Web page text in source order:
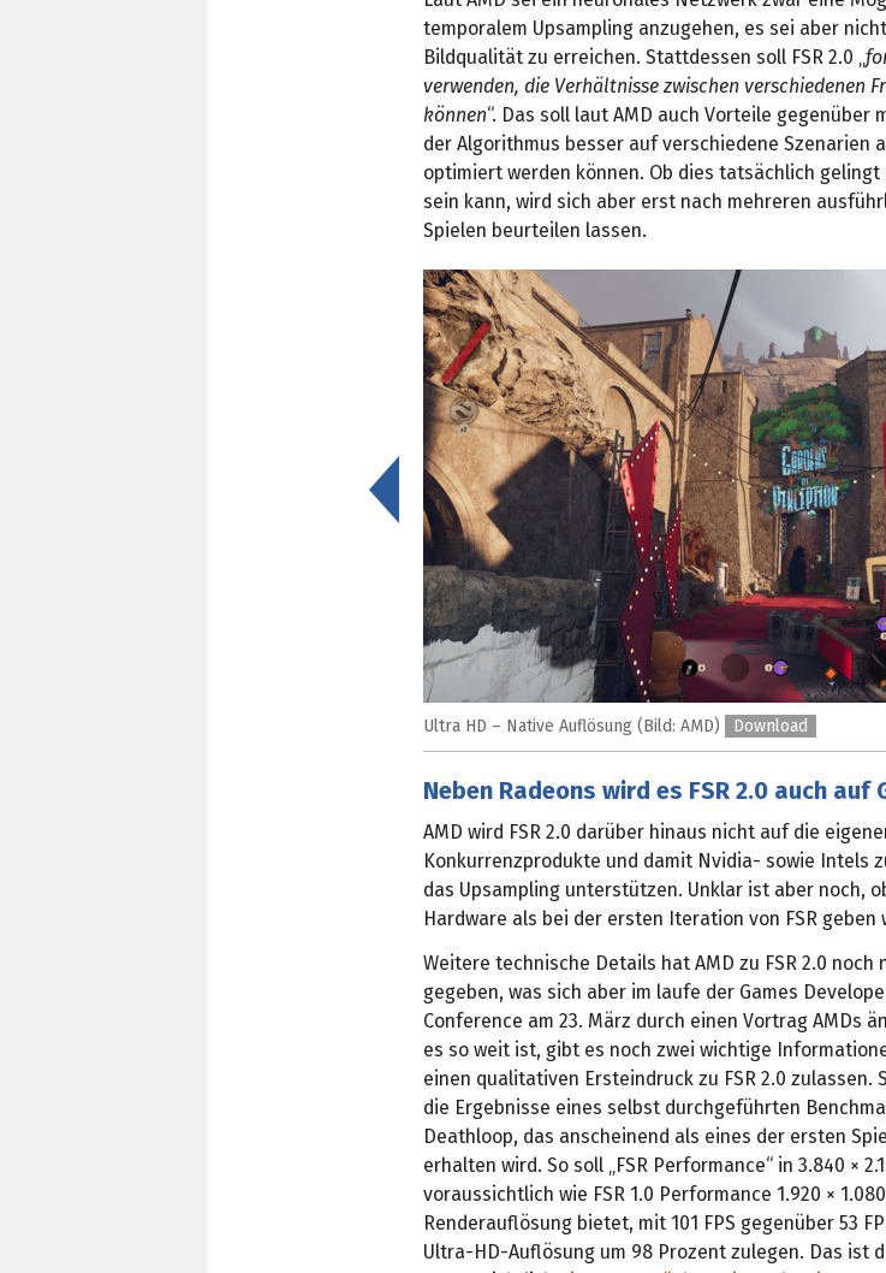
temporalem Upsampling anzugehen, es sei aber
Bildqualität zu erreichen. Stattdessen soll FSR 2.0 „
verwenden, die Verhältnisse zwischen verschiedenen
können“. Das soll laut AMD auch Vorteile gegenüber
der Algorithmus besser auf verschiedene Szenarien
optimiert werden können. Ob dies tatsächlich gelingt
sein kann, wird sich aber erst nach mehreren
Spielen beurteilen lassen.
Ultra HD – Native Auflösung (Bild: AMD) Download
<
Neben Radeons wird es FSR 2.0 auch auf
AMD wird FSR 2.0 darüber hinaus nicht auf die
Konkurrenzprodukte und damit Nvidia- sowie Intels
das Upsampling unterstützen. Unklar ist aber noch,
Hardware als bei der ersten Iteration von FSR geben
Weitere technische Details hat AMD zu FSR 2.0 noch
gegeben, was sich aber im laufe der Games
Conference am 23. März durch einen Vortrag AMDs
es so weit ist, gibt es noch zwei wichtige
einen qualitativen Ersteindruck zu FSR 2.0 zulassen.
die Ergebnisse eines selbst durchgeführten
Deathloop, das anscheinend als eines der ersten
erhalten wird. So soll „FSR Performance“ in 3.840 ×
voraussichtlich wie FSR 1.0 Performance 1.920 ×
Renderauflösung bietet, mit 101 FPS gegenüber 53
Ultra-HD-Auflösung um 98 Prozent zulegen. Das ist